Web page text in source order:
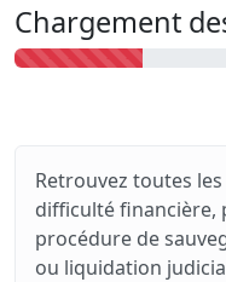
Chargement
Retrouvez toutes
difficulté financière,
procédure de
ou liquidation